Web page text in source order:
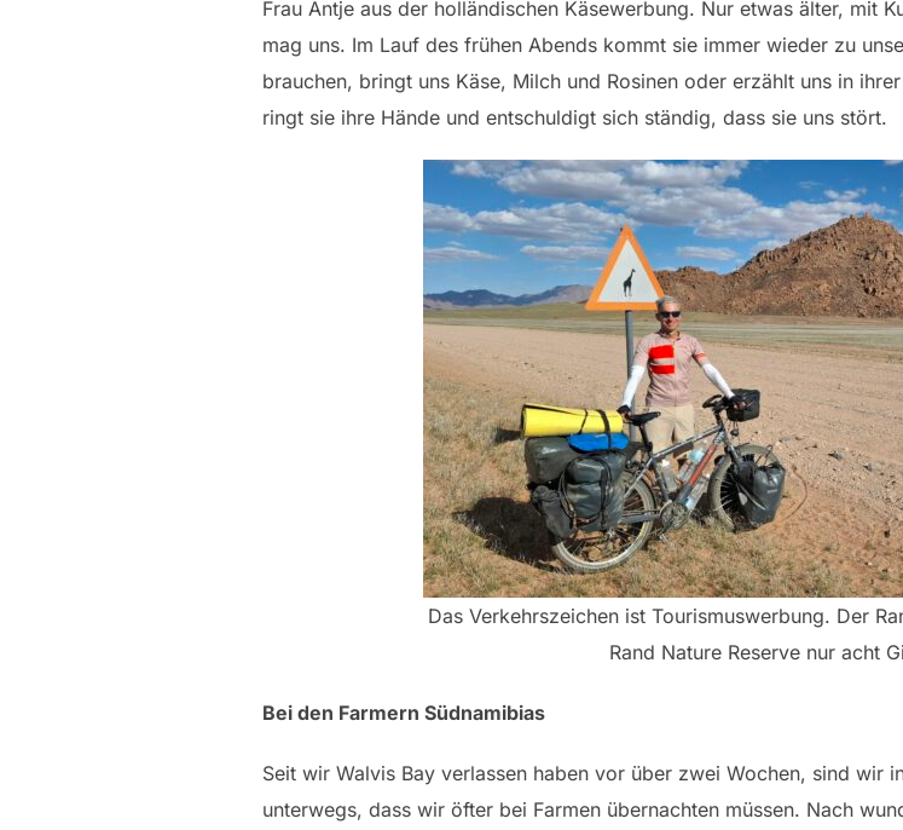
Frau Antje aus der holländischen Käsewerbung. Nur etwas älter, mit
mag uns. Im Lauf des frühen Abends kommt sie immer wieder zu
brauchen, bringt uns Käse, Milch und Rosinen oder erzählt uns in
ringt sie ihre Hände und entschuldigt sich ständig, dass sie uns stört.
Das Verkehrszeichen ist Tourismuswerbung. Der
Rand Nature Reserve nur acht
Bei den Farmern Südnamibias
Seit wir Walvis Bay verlassen haben vor über zwei Wochen, sind wir
unterwegs, dass wir öfter bei Farmen übernachten müssen. Nach